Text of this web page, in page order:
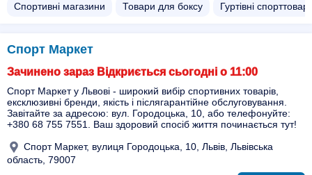
Спортивні магазини Товари для боксу Гуртівні
Спорт Маркет
Зачинено зараз Відкриється сьогодні о 11:00
Спорт Маркет у Львові - широкий вибір спортивних товарів,
ексклюзивні бренди, якість і післягарантійне обслуговування.
Завітайте за адресою: вул. Городоцька, 10, або телефонуйте:
+380 68 755 7551. Ваш здоровий спосіб життя починається тут!
Спорт Маркет, вулиця Городоцька, 10, Львів, Львівська
область, 79007